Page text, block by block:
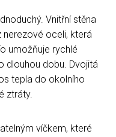
Vnitřní stěna
nerezové oceli, která
umožňuje rychlé
dlouhou dobu. Dvojitá
tepla do okolního
ztráty.
víčkem, které